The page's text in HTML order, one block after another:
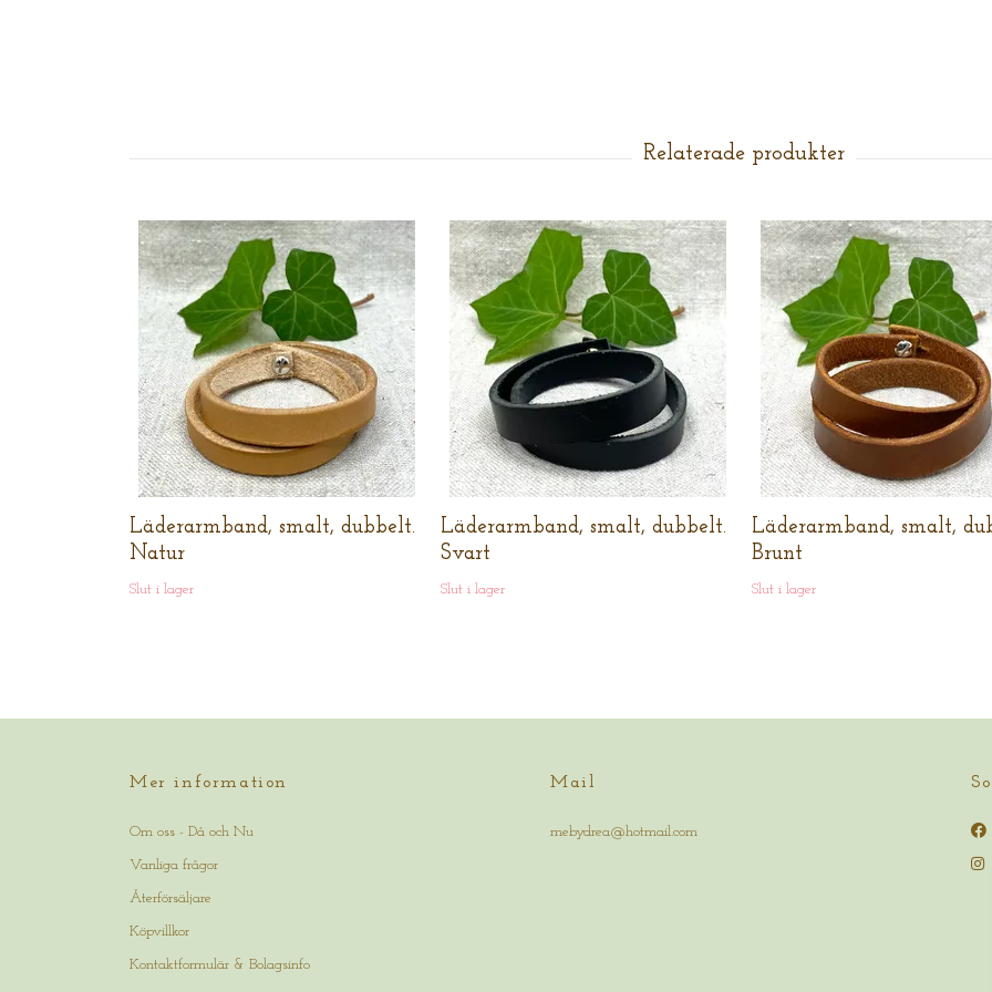
Läderarmband, smalt, dubbelt.
Natur
Slut i lager
Läderarmband, smalt, dubbelt.
Svart
Slut i lager
Läderarmband, smalt,
Brunt
Slut i lager
Mer information
Om oss - Då och Nu
Vanliga frågor
Återförsäljare
Köpvillkor
Kontaktformulär & Bolagsinfo
Mail
mebydrea@hotmail.com